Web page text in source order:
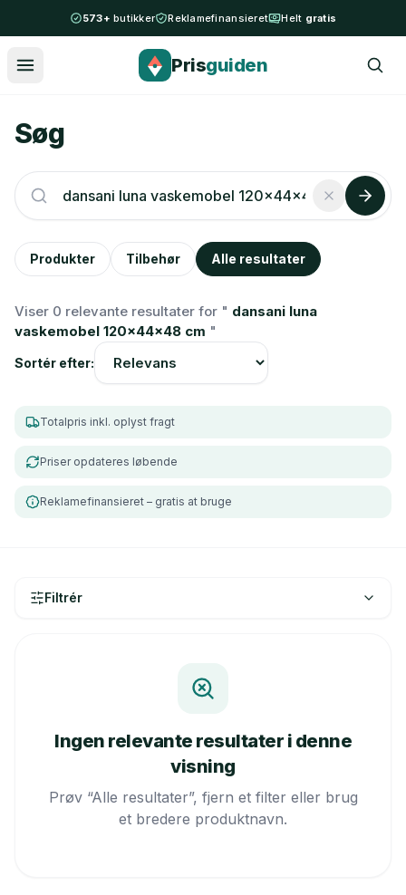
Spring til indhold
573+butikker Reklamefinansieret Helt gratis
Prisguiden
Søg
Produkter Tilbehør Alle resultater
Viser 0 relevante resultater for " dansani luna
vaskemobel 120x44x48 cm "
Sortér efter:
Totalpris inkl. oplyst fragt
Priser opdateres løbende
Reklamefinansieret – gratis at bruge
Filtrér
Ingen relevante resultater i denne
visning
Prøv “Alle resultater”, fjern et filter eller brug
et bredere produktnavn.